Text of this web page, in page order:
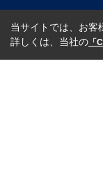
当サイトでは、お客
詳しくは、当社の 「